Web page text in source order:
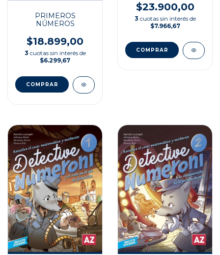
PRIMEROS
NÚMEROS
$18.899,00
3 cuotas sin interés de
$6.299,67
$23.900,00
3 cuotas sin interés de
$7.966,67